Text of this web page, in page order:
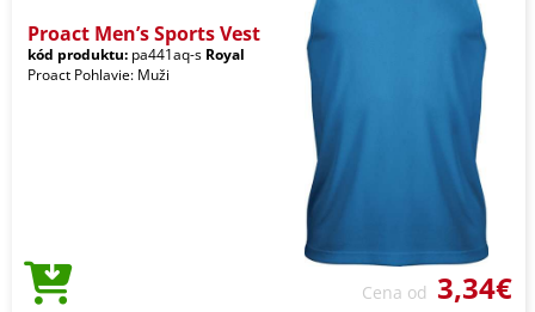
Proact Men’s Sports Vest
kód produktu: pa441aq-s Royal
Proact Pohlavie: Muži
Cena od 3,34€